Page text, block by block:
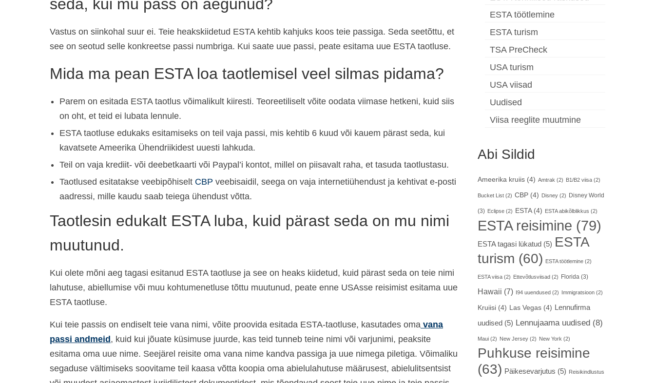
seda, kui mu pass on aegunud?
Vastus on siinkohal suur ei. Teie heakskiidetud ESTA kehtib kahjuks koos teie passiga. Seda seetõttu, et
see on seotud selle konkreetse passi numbriga. Kui saate uue passi, peate esitama uue ESTA taotluse.
Mida ma pean ESTA loa taotlemisel veel silmas pidama?
Parem on esitada ESTA taotlus võimalikult kiiresti. Teoreetiliselt võite oodata viimase hetkeni, kuid siis
on oht, et teid ei lubata lennule.
ESTA taotluse edukaks esitamiseks on teil vaja passi, mis kehtib 6 kuud või kauem pärast seda, kui
kavatsete Ameerika Ühendriikidest uuesti lahkuda.
Teil on vaja krediit- või deebetkaarti või Paypal’i kontot, millel on piisavalt raha, et tasuda taotlustasu.
Taotlused esitatakse veebipõhiselt CBP veebisaidil, seega on vaja internetiühendust ja kehtivat e-posti
aadressi, mille kaudu saab teiega ühendust võtta.
Taotlesin edukalt ESTA luba, kuid pärast seda on mu nimi
muutunud.
Kui olete mõni aeg tagasi esitanud ESTA taotluse ja see on heaks kiidetud, kuid pärast seda on teie nimi
lahutuse, abiellumise või muu kohtumenetluse tõttu muutunud, peate enne USAsse reisimist esitama uue
ESTA taotluse.
Kui teie passis on endiselt teie vana nimi, võite proovida esitada ESTA-taotluse, kasutades oma vana
passi andmeid, kuid kui jõuate küsimuse juurde, kas teid tunneb teine nimi või varjunimi, peaksite
esitama oma uue nime. Seejärel reisite oma vana nime kandva passiga ja uue nimega piletiga. Võimaliku
segaduse vältimiseks soovitame teil kaasa võtta koopia oma abielulahutuse määrusest, abielulitsentsist
ESTA töötlemine
ESTA turism
TSA PreCheck
USA turism
USA viisad
Uudised
Viisa reeglite muutmine
Abi Sildid
Ameerika kruiis(4) Amtrak (2) B1/B2 viisa(2)
Bucket List(2) CBP(4) Disney(2) Disney World
(3) Eclipse(2) ESTA(4) ESTA abikõlblikkus (2)
ESTA reisimine (79)
ESTA tagasi lükatud (5) ESTA
turism (60) ESTA töötlemine(2)
ESTA viisa(2) Ettevõtlusviisad (2) Florida(3)
Hawaii (7) I94 uuendused (2) Immigratsioon(2)
Kruiisi(4) Las Vegas(4) Lennufirma
uudised (5) Lennujaama uudised (8)
Maui(2) New Jersey(2) New York (2)
Puhkuse reisimine
(63) Päikesevarjutus (5) Reisikindlustus